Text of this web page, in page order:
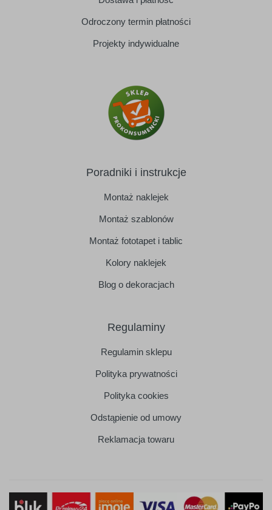
Odroczony termin płatności
Projekty indywidualne
Poradniki i instrukcje
Montaż naklejek
Montaż szablonów
Montaż fototapet i tablic
Kolory naklejek
Blog o dekoracjach
Regulaminy
Regulamin sklepu
Polityka prywatności
Polityka cookies
Odstąpienie od umowy
Reklamacja towaru